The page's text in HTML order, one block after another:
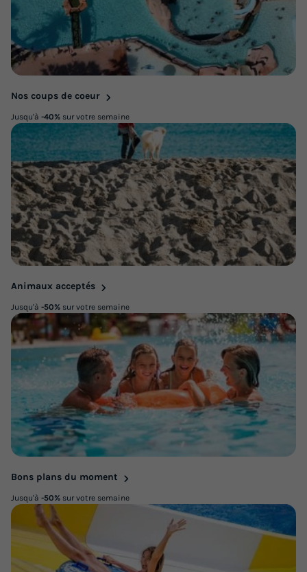
Nos coups de coeur
Jusqu'à -40% sur votre semaine
Animaux acceptés
Jusqu'à -50% sur votre semaine
Bons plans du moment
Jusqu'à -50% sur votre semaine